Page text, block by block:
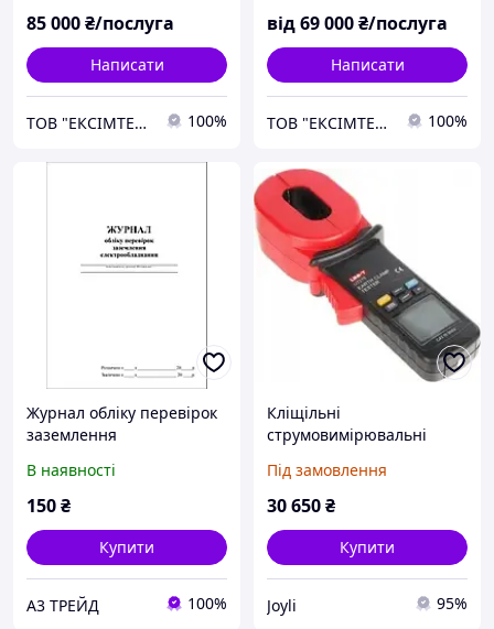
85 000₴/послуга
Написати
ТОВ "ЕКСІМТЕК ПЛЮС" 100%
від69 000₴/послуга
Написати
ТОВ "ЕКСІМТЕК ПЛЮС" 100%
Журнал обліку перевірок
заземлення
48арк, офсет
В наявності
150₴
Купити
А3 ТРЕЙД 100%
Кліщільні
струмовимірювальні
вимірювання опору
заземлення й струму
Під замовлення
30 650₴
Купити
Joyli 95%